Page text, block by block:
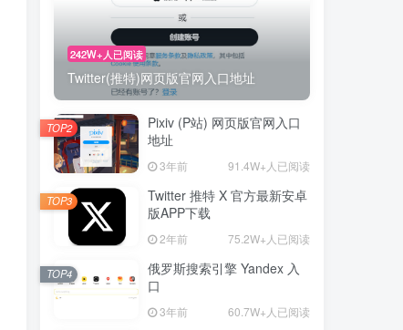
242W+人已阅读
Twitter(推特)网页版官网入口地址
Pixiv (P站) 网页版官网入口
地址
3年前 91.4W+人已阅读
TOP2
Twitter 推特 X 官方最新安卓
版APP下载
2年前 75.2W+人已阅读
TOP3
俄罗斯搜索引擎 Yandex 入
口
3年前 60.7W+人已阅读
TOP4